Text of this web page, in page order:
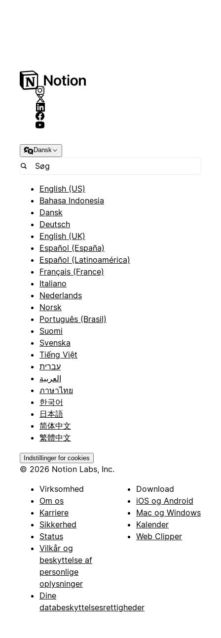
Dansk
English (US)
Bahasa Indonesia
Dansk
Deutsch
English (UK)
Español (España)
Español (Latinoamérica)
Français (France)
Italiano
Nederlands
Norsk
Português (Brasil)
Suomi
Svenska
Tiếng Việt
עברית
العربية
ภาษาไทย
한국어
日本語
简体中文
繁體中文
Indstillinger for cookies
© 2026 Notion Labs, Inc.
Virksomhed
Om os
Karriere
Sikkerhed
Status
Vilkår og
beskyttelse af
personlige
oplysninger
Dine
databeskyttelsesrettigheder
Download
iOS og Android
Mac og Windows
Kalender
Web Clipper